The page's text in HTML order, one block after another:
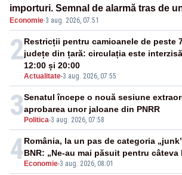
importuri. Semnal de alarmă tras de
energie
Economie·3 aug. 2026, 07:51
2
Actualitate-3 aug. 2026, 07:55
Restricții pentru camioanele de peste
județe din țară: circulația este
12:00 și 20:00
3 Politica-3 aug. 2026, 07:58
Senatul începe o nouă sesiune
aprobarea unor jaloane din PNRR
4 Economie-3 aug. 2026, 08:01
România, la un pas de categoria
BNR: „Ne-au mai păsuit pentru câteva